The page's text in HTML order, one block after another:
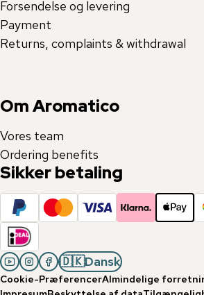
Forsendelse og levering
Payment
Returns, complaints & withdrawal
Om Aromatico
Vores team
Ordering benefits
Sikker betaling
🇩🇰Dansk
Cookie-PræferencerAlmindelige